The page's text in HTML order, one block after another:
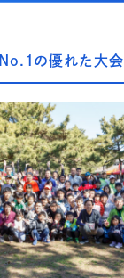
の優れた大会